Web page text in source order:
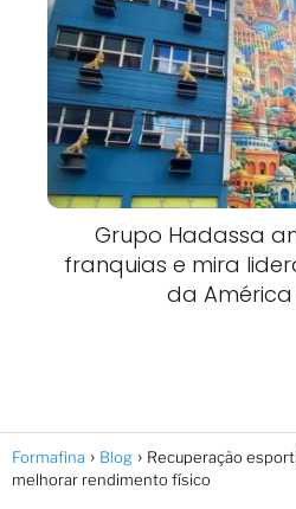
Grupo Hadassa
franquias e mira
da América
Formafina Blog
Recuperação
melhorar rendimento físico